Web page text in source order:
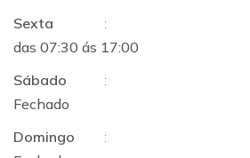
Sexta
:
das 07:30 ás 17:00
Sábado
:
Fechado
Domingo
: